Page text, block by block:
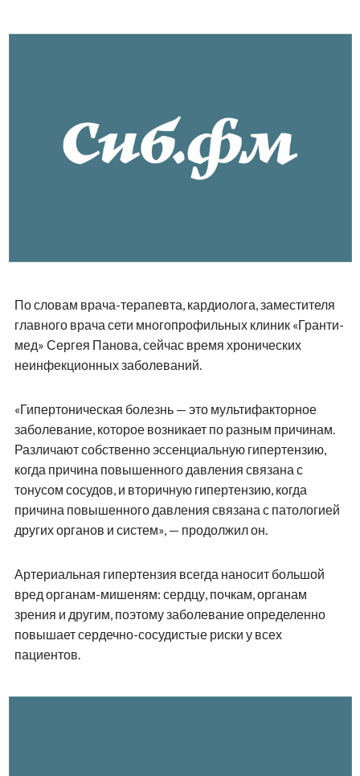
По словам врача-терапевта, кардиолога, заместителя
главного врача сети многопрофильных клиник «Гранти-
мед» Сергея Панова, сейчас время хронических
неинфекционных заболеваний.
«Гипертоническая болезнь — это мультифакторное
заболевание, которое возникает по разным причинам.
Различают собственно эссенциальную гипертензию,
когда причина повышенного давления связана с
тонусом сосудов, и вторичную гипертензию, когда
причина повышенного давления связана с патологией
других органов и систем», — продолжил он.
Артериальная гипертензия всегда наносит большой
вред органам-мишеням: сердцу, почкам, органам
зрения и другим, поэтому заболевание определенно
повышает сердечно-сосудистые риски у всех
пациентов.